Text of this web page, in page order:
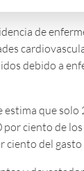
de
debido a
estima que
ciento de
ciento del gasto